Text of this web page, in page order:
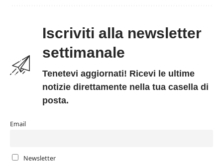
Iscriviti alla newsletter
settimanale
Tenetevi aggiornati! Ricevi le ultime
notizie direttamente nella tua casella di
posta.
Email
Newsletter